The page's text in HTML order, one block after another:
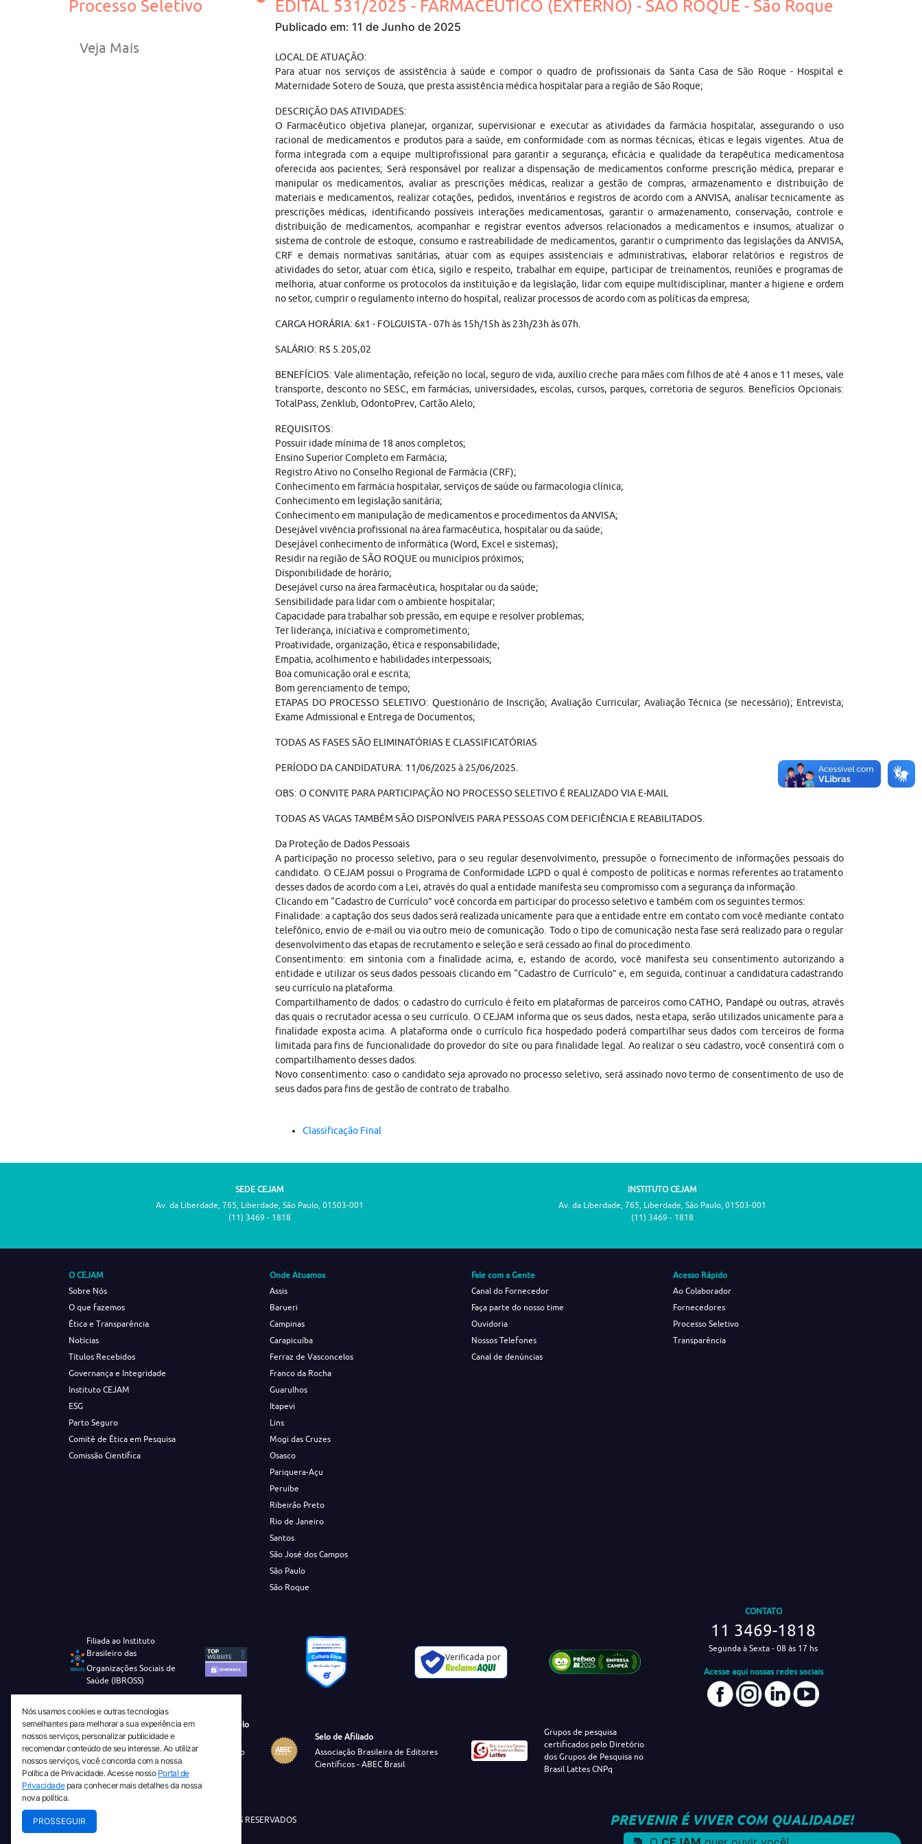
Processo Seletivo
Veja Mais
EDITAL 531/2025 - FARMACÊUTICO (EXTERNO) - SÃO ROQUE - São Roque
Publicado em: 11 de Junho de 2025
LOCAL DE ATUAÇÃO:
Para atuar nos serviços de assistência à saúde e compor o quadro de profissionais da Santa Casa de São Roque - Hospital e
Maternidade Sotero de Souza, que presta assistência médica hospitalar para a região de São Roque;
DESCRIÇÃO DAS ATIVIDADES:
O Farmacêutico objetiva planejar, organizar, supervisionar e executar as atividades da farmácia hospitalar, assegurando o uso
racional de medicamentos e produtos para a saúde, em conformidade com as normas técnicas, éticas e legais vigentes. Atua de
forma integrada com a equipe multiprofissional para garantir a segurança, eficácia e qualidade da terapêutica medicamentosa
oferecida aos pacientes; Será responsável por realizar a dispensação de medicamentos conforme prescrição médica, preparar e
manipular os medicamentos, avaliar as prescrições médicas, realizar a gestão de compras, armazenamento e distribuição de
materiais e medicamentos, realizar cotações, pedidos, inventários e registros de acordo com a ANVISA, analisar tecnicamente as
prescrições médicas, identificando possíveis interações medicamentosas, garantir o armazenamento, conservação, controle e
distribuição de medicamentos, acompanhar e registrar eventos adversos relacionados a medicamentos e insumos, atualizar o
sistema de controle de estoque, consumo e rastreabilidade de medicamentos, garantir o cumprimento das legislações da ANVISA,
CRF e demais normativas sanitárias, atuar com as equipes assistenciais e administrativas, elaborar relatórios e registros de
atividades do setor, atuar com ética, sigilo e respeito, trabalhar em equipe, participar de treinamentos, reuniões e programas de
melhoria, atuar conforme os protocolos da instituição e da legislação, lidar com equipe multidisciplinar, manter a higiene e ordem
no setor, cumprir o regulamento interno do hospital, realizar processos de acordo com as políticas da empresa;
CARGA HORÁRIA: 6x1 - FOLGUISTA - 07h às 15h/15h às 23h/23h às 07h.
SALÁRIO: R$ 5.205,02
BENEFÍCIOS: Vale alimentação, refeição no local, seguro de vida, auxílio creche para mães com filhos de até 4 anos e 11 meses, vale
transporte, desconto no SESC, em farmácias, universidades, escolas, cursos, parques, corretoria de seguros. Benefícios Opcionais:
TotalPass, Zenklub, OdontoPrev, Cartão Alelo;
REQUISITOS:
Possuir idade mínima de 18 anos completos;
Ensino Superior Completo em Farmácia;
Registro Ativo no Conselho Regional de Farmácia (CRF);
Conhecimento em farmácia hospitalar, serviços de saúde ou farmacologia clínica;
Conhecimento em legislação sanitária;
Conhecimento em manipulação de medicamentos e procedimentos da ANVISA;
Desejável vivência profissional na área farmacêutica, hospitalar ou da saúde;
Desejável conhecimento de informática (Word, Excel e sistemas);
Residir na região de SÃO ROQUE ou municípios próximos;
Disponibilidade de horário;
Desejável curso na área farmacêutica, hospitalar ou da saúde;
Sensibilidade para lidar com o ambiente hospitalar;
Capacidade para trabalhar sob pressão, em equipe e resolver problemas;
Ter liderança, iniciativa e comprometimento;
Proatividade, organização, ética e responsabilidade;
Empatia, acolhimento e habilidades interpessoais;
Boa comunicação oral e escrita;
Bom gerenciamento de tempo;
ETAPAS DO PROCESSO SELETIVO: Questionário de Inscrição; Avaliação Curricular; Avaliação Técnica (se necessário); Entrevista;
Exame Admissional e Entrega de Documentos;
TODAS AS FASES SÃO ELIMINATÓRIAS E CLASSIFICATÓRIAS
PERÍODO DA CANDIDATURA: 11/06/2025 à 25/06/2025.
OBS: O CONVITE PARA PARTICIPAÇÃO NO PROCESSO SELETIVO É REALIZADO VIA E-MAIL
TODAS AS VAGAS TAMBÉM SÃO DISPONÍVEIS PARA PESSOAS COM DEFICIÊNCIA E REABILITADOS.
Da Proteção de Dados Pessoais
A participação no processo seletivo, para o seu regular desenvolvimento, pressupõe o fornecimento de informações pessoais do
candidato. O CEJAM possui o Programa de Conformidade LGPD o qual é composto de políticas e normas referentes ao tratamento
desses dados de acordo com a Lei, através do qual a entidade manifesta seu compromisso com a segurança da informação.
Clicando em “Cadastro de Currículo” você concorda em participar do processo seletivo e também com os seguintes termos:
Finalidade: a captação dos seus dados será realizada unicamente para que a entidade entre em contato com você mediante contato
telefônico, envio de e-mail ou via outro meio de comunicação. Todo o tipo de comunicação nesta fase será realizado para o regular
desenvolvimento das etapas de recrutamento e seleção e será cessado ao final do procedimento.
Consentimento: em sintonia com a finalidade acima, e, estando de acordo, você manifesta seu consentimento autorizando a
entidade e utilizar os seus dados pessoais clicando em “Cadastro de Currículo” e, em seguida, continuar a candidatura cadastrando
seu currículo na plataforma.
Compartilhamento de dados: o cadastro do currículo é feito em plataformas de parceiros como CATHO, Pandapé ou outras, através
das quais o recrutador acessa o seu currículo. O CEJAM informa que os seus dados, nesta etapa, serão utilizados unicamente para a
finalidade exposta acima. A plataforma onde o currículo fica hospedado poderá compartilhar seus dados com terceiros de forma
limitada para fins de funcionalidade do provedor do site ou para finalidade legal. Ao realizar o seu cadastro, você consentirá com o
compartilhamento desses dados.
Novo consentimento: caso o candidato seja aprovado no processo seletivo, será assinado novo termo de consentimento de uso de
seus dados para fins de gestão de contrato de trabalho.
Classificação Final
SEDE CEJAM
Av. da Liberdade, 765, Liberdade, São Paulo, 01503-001
(11) 3469 - 1818
INSTITUTO CEJAM
Av. da Liberdade, 765, Liberdade, São Paulo, 01503-001
(11) 3469 - 1818
O CEJAM
Sobre Nós
O que fazemos
Ética e Transparência
Notícias
Títulos Recebidos
Governança e Integridade
Instituto CEJAM
ESG
Parto Seguro
Comitê de Ética em Pesquisa
Comissão Científica
Onde Atuamos
Assis
Barueri
Campinas
Carapicuíba
Ferraz de Vasconcelos
Franco da Rocha
Guarulhos
Itapevi
Lins
Mogi das Cruzes
Osasco
Pariquera-Açu
Peruíbe
Ribeirão Preto
Rio de Janeiro
Santos
São José dos Campos
São Paulo
São Roque
Fale com a Gente
Canal do Fornecedor
Faça parte do nosso time
Ouvidoria
Nossos Telefones
Canal de denúncias
Acesso Rápido
Ao Colaborador
Fornecedores
Processo Seletivo
Transparência
Filiada ao Instituto
Brasileiro das
Organizações Sociais de
Saúde (IBROSS)
Verificada por
CONTATO
11 3469-1818
Segunda à Sexta - 08 às 17 hs
Acesse aqui nossas redes sociais
Revista Tecnico-Cientifica CEJAM Selo
Diamante de Ciência Aberta
Diretório Migulim Instituto Brasileiro
de Informação em Ciência e
Tecnologia - IBICT
Selo de Afiliado
Associação Brasileira de Editores
Científicos - ABEC Brasil
Grupos de pesquisa
certificados pelo Diretório
dos Grupos de Pesquisa no
Brasil Lattes CNPq
© 2026 TODOS OS DIREITOS RESERVADOS PREVENIR É VIVER COM QUALIDADE!
Nós usamos cookies e outras tecnologias
semelhantes para melhorar a sua experiência em
nossos serviços, personalizar publicidade e
recomendar conteúdo de seu interesse. Ao utilizar
nossos serviços, você concorda com a nossa
Política de Privacidade. Acesse nosso Portal de
Privacidadepara conhecer mais detalhes da nossa
nova política.
PROSSEGUIR